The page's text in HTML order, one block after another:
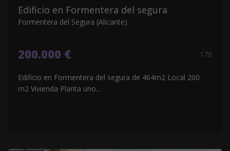
Edificio en Formentera del segura
Formentera del Segura (Alicante)
200.000 € 176
Edificio en Formentera del segura de 464m2 Local 200
m2 Vivienda Planta uno...